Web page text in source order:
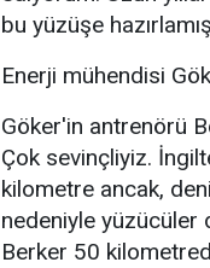
bu yüzüşe
Enerji mühendisi
Göker'in antrenörü
Çok sevinçliyiz.
kilometre ancak,
nedeniyle yüzücüler
Berker 50